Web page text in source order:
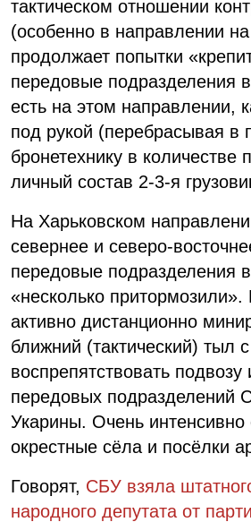
тактическом отношении
(особенно в направлении
продолжает попытки
передовые подразделения
есть на этом направлении,
под рукой (перебрасывая в
бронетехнику в количестве
личный состав 2-3-я
На Харьковском
севернее и северо-
передовые подразделения
«несколько
активно дистанционно
ближний (тактический) тыл
воспрепятствовать
передовых подразделений
Укарины. Очень
окрестные сёла и посёлки
Говорят, СБУ взяла
народного депутата от